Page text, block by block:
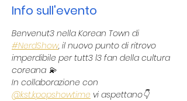
Info sull'evento
Benvenut3 nella Korean Town di
#NerdShow, il nuovo punto di ritrovo
imperdibile per tutt3 l3 fan della cultura
coreana 💫
In collaborazione con
@kst.kpopshowtime vi aspettano👇